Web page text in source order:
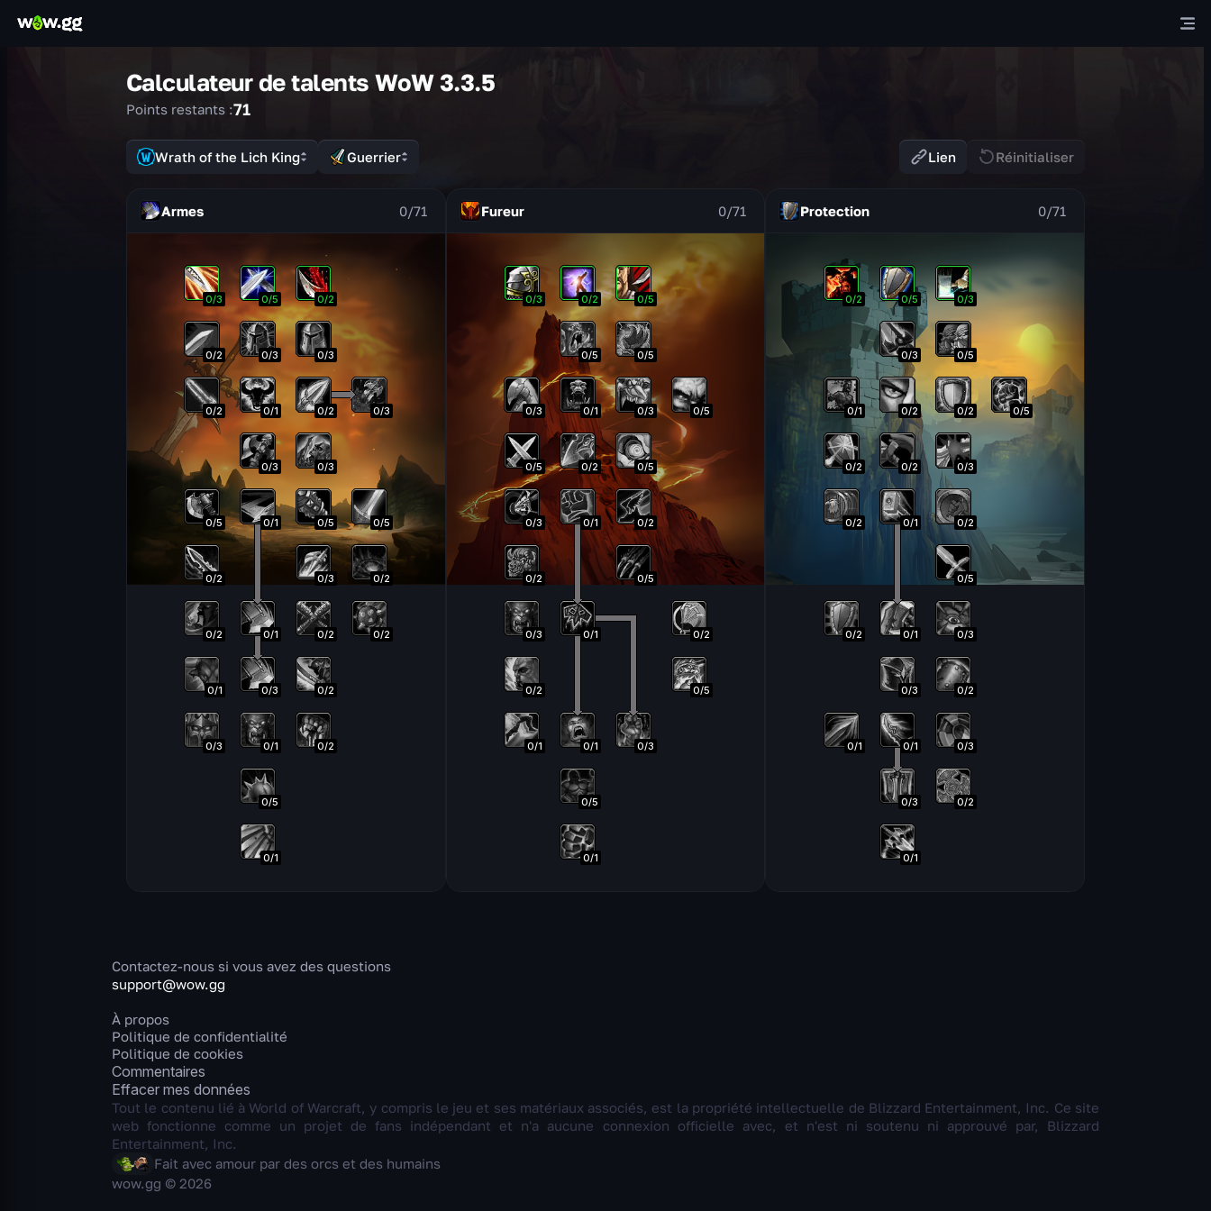
Calculateur de talents WoW 3.3.5
Points restants :71
Wrath of the Lich King Guerrier Lien Réinitialiser
Armes 0/71
0/3 0/5 0/2
0/2 0/3 0/3
0/2 0/1 0/2 0/3
0/3 0/3
0/5 0/1 0/5 0/5
0/2 0/3 0/2
0/2 0/1 0/2 0/2
0/1 0/3 0/2
0/3 0/1 0/2
0/5
0/1
Fureur 0/71
0/3 0/2 0/5
0/5 0/5
0/3 0/1 0/3 0/5
0/5 0/2 0/5
0/3 0/1 0/2
0/2 0/5
0/3 0/1 0/2
0/2 0/5
0/1 0/1 0/3
0/5
0/1
Protection 0/71
0/2 0/5 0/3
0/3 0/5
0/1 0/2 0/2 0/5
0/2 0/2 0/3
0/2 0/1 0/2
0/5
0/2 0/1 0/3
0/3 0/2
0/1 0/1 0/3
0/3 0/2
0/1
Contactez-nous si vous avez des questions
support@wow.gg
À propos
Politique de confidentialité
Politique de cookies
Commentaires
Effacer mes données
Tout le contenu lié à World of Warcraft, y compris le jeu et ses matériaux associés, est la propriété intellectuelle de Blizzard Entertainment, Inc. Ce site
web fonctionne comme un projet de fans indépendant et n'a aucune connexion officielle avec, et n'est ni soutenu ni approuvé par, Blizzard
Entertainment, Inc.
Fait avec amour par des orcs et des humains
wow.gg © 2026